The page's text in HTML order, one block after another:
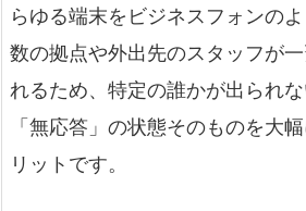
らゆる端末をビジネスフォンの
数の拠点や外出先のスタッフが
れるため、特定の誰かが出られ
「無応答」の状態そのものを大
リットです。